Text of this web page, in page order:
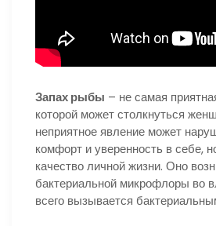
Запах рыбы – не самая
которой может столкнуться
неприятное явление может
комфорт и уверенность в себе,
качество личной жизни. Оно
бактериальной микрофлоры во
всего вызывается